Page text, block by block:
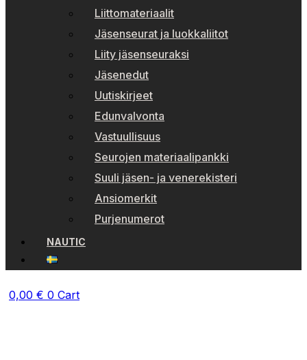
Liittomateriaalit
Jäsenseurat ja luokkaliitot
Liity jäsenseuraksi
Jäsenedut
Uutiskirjeet
Edunvalvonta
Vastuullisuus
Seurojen materiaalipankki
Suuli jäsen- ja venerekisteri
Ansiomerkit
Purjenumerot
NAUTIC
0,00 € 0 Cart